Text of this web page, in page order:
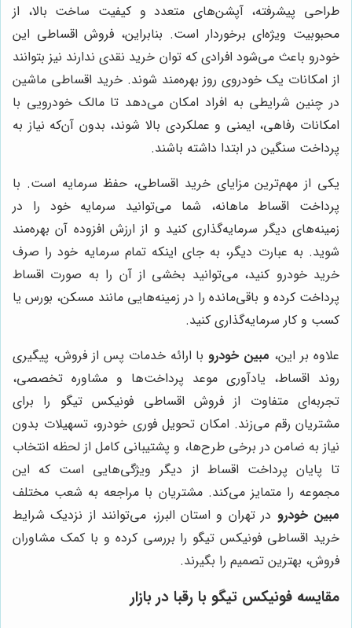
طراحی پیشرفته، آپشن‌های متعدد و کیفیت ساخت بالا، از
محبوبیت ویژه‌ای برخوردار است. بنابراین، فروش اقساطی این
خودرو باعث می‌شود افرادی که توان خرید نقدی ندارند نیز بتوانند
از امکانات یک خودروی روز بهره‌مند شوند. خرید اقساطی ماشین
در چنین شرایطی به افراد امکان می‌دهد تا مالک خودرویی با
امکانات رفاهی، ایمنی و عملکردی بالا شوند، بدون آن‌که نیاز به
پرداخت سنگین در ابتدا داشته باشند.
یکی از مهم‌ترین مزایای خرید اقساطی، حفظ سرمایه است. با
پرداخت اقساط ماهانه، شما می‌توانید سرمایه خود را در
زمینه‌های دیگر سرمایه‌گذاری کنید و از ارزش افزوده آن بهره‌مند
شوید. به عبارت دیگر، به جای اینکه تمام سرمایه خود را صرف
خرید خودرو کنید، می‌توانید بخشی از آن را به صورت اقساط
پرداخت کرده و باقی‌مانده را در زمینه‌هایی مانند مسکن، بورس یا
کسب و کار سرمایه‌گذاری کنید.
علاوه بر این، مبین خودرو با ارائه خدمات پس از فروش، پیگیری
روند اقساط، یادآوری موعد پرداخت‌ها و مشاوره تخصصی،
تجربه‌ای متفاوت از فروش اقساطی فونیکس تیگو را برای
مشتریان رقم می‌زند. امکان تحویل فوری خودرو، تسهیلات بدون
نیاز به ضامن در برخی طرح‌ها، و پشتیبانی کامل از لحظه انتخاب
تا پایان پرداخت اقساط از دیگر ویژگی‌هایی است که این
مجموعه را متمایز می‌کند. مشتریان با مراجعه به شعب مختلف
مبین خودرو در تهران و استان البرز، می‌توانند از نزدیک شرایط
خرید اقساطی فونیکس تیگو را بررسی کرده و با کمک مشاوران
فروش، بهترین تصمیم را بگیرند.
مقایسه فونیکس تیگو با رقبا در بازار